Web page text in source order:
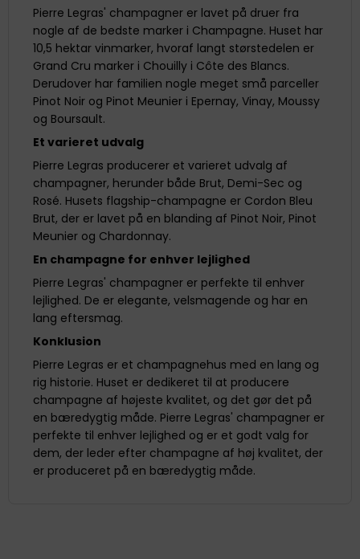
Pierre Legras' champagner er lavet på druer fra
nogle af de bedste marker i Champagne. Huset har
10,5 hektar vinmarker, hvoraf langt størstedelen er
Grand Cru marker i Chouilly i Côte des Blancs.
Derudover har familien nogle meget små parceller
Pinot Noir og Pinot Meunier i Epernay, Vinay, Moussy
og Boursault.
Et varieret udvalg
Pierre Legras producerer et varieret udvalg af
champagner, herunder både Brut, Demi-Sec og
Rosé. Husets flagship-champagne er Cordon Bleu
Brut, der er lavet på en blanding af Pinot Noir, Pinot
Meunier og Chardonnay.
En champagne for enhver lejlighed
Pierre Legras' champagner er perfekte til enhver
lejlighed. De er elegante, velsmagende og har en
lang eftersmag.
Konklusion
Pierre Legras er et champagnehus med en lang og
rig historie. Huset er dedikeret til at producere
champagne af højeste kvalitet, og det gør det på
en bæredygtig måde. Pierre Legras' champagner er
perfekte til enhver lejlighed og er et godt valg for
dem, der leder efter champagne af høj kvalitet, der
er produceret på en bæredygtig måde.